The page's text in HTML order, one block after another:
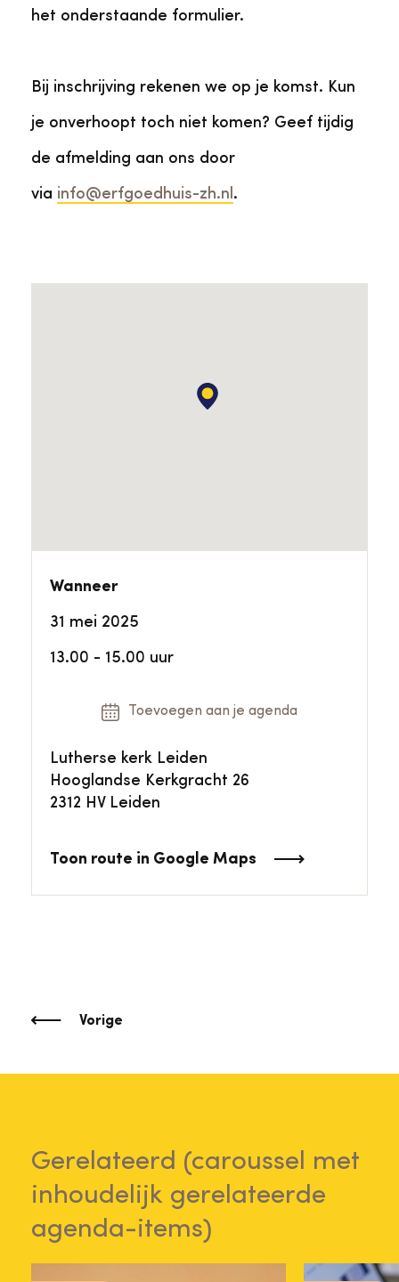
het onderstaande formulier.
Bij inschrijving rekenen we op je komst. Kun
je onverhoopt toch niet komen? Geef tijdig
de afmelding aan ons door
via info@erfgoedhuis-zh.nl .
Wanneer
31 mei 2025
13.00 - 15.00 uur
Toevoegen aan je agenda
Lutherse kerk Leiden
Hooglandse Kerkgracht 26
2312 HV Leiden
Toon route in Google Maps
Vorige
Gerelateerd (caroussel met
inhoudelijk gerelateerde
agenda-items)